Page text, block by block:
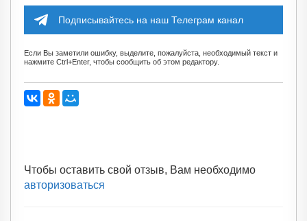
Подписывайтесь на наш Телеграм канал
Если Вы заметили ошибку, выделите, пожалуйста, необходимый текст и
нажмите Ctrl+Enter, чтобы сообщить об этом редактору.
Чтобы оставить свой отзыв, Вам необходимо
авторизоваться